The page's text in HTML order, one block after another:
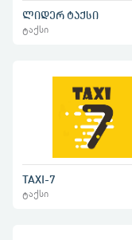
ლიდერ ტაქსი
ტაქსი
TAXI-7
ტაქსი